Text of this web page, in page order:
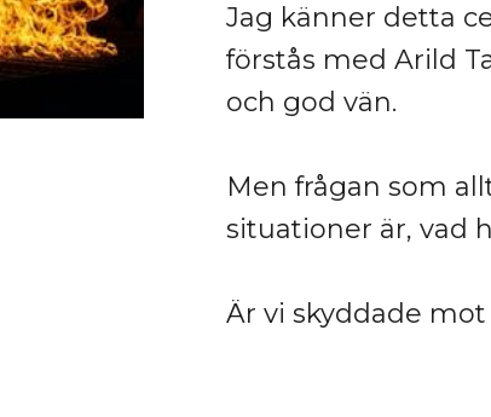
Jag känner detta
förstås med Arild
och god vän.
Men frågan som
situationer är, vad
Är vi skyddade